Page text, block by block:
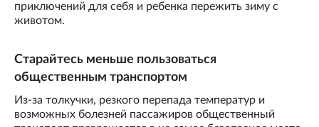
приключений для себя и ребенка пережить зиму с
животом.
Старайтесь меньше пользоваться
общественным транспортом
Из-за толкучки, резкого перепада температур и
возможных болезней пассажиров общественный